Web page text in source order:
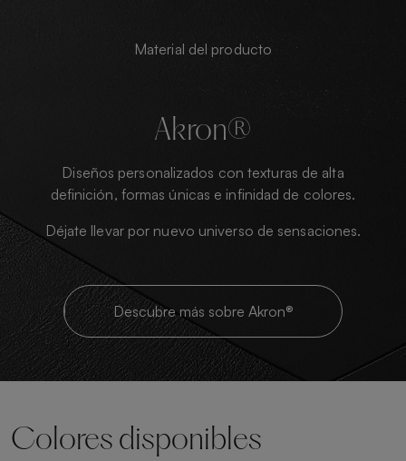
Material del producto
Akron®
Diseños personalizados con texturas de alta
definición, formas únicas e infinidad de colores.
Déjate llevar por nuevo universo de sensaciones.
Descubre más sobre Akron®
Colores disponibles